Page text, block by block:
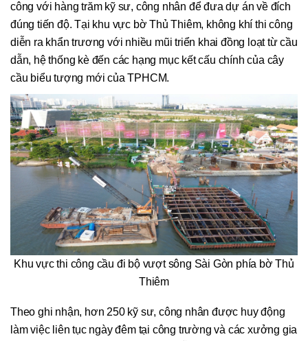
công với hàng trăm kỹ sư, công nhân để đưa dự án về đích
đúng tiến độ. Tại khu vực bờ Thủ Thiêm, không khí thi công
diễn ra khẩn trương với nhiều mũi triển khai đồng loạt từ cầu
dẫn, hệ thống kè đến các hạng mục kết cấu chính của cây
cầu biểu tượng mới của TPHCM.
Khu vực thi công cầu đi bộ vượt sông Sài Gòn phía bờ Thủ
Thiêm
Theo ghi nhận, hơn 250 kỹ sư, công nhân được huy động
làm việc liên tục ngày đêm tại công trường và các xưởng gia